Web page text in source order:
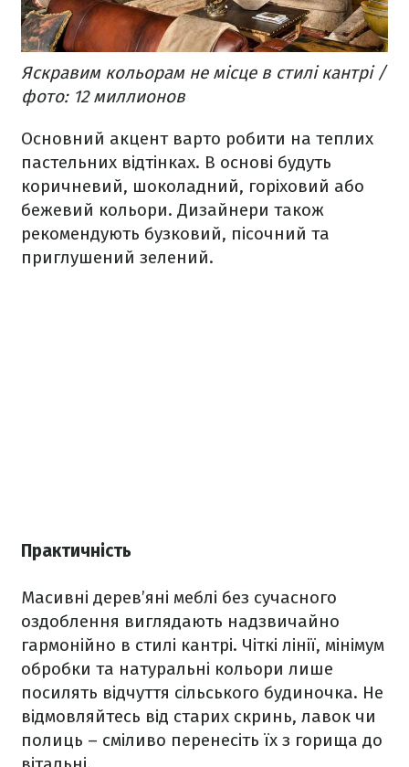
Яскравим кольорам не місце в стилі кантрі /
фото: 12 миллионов
Основний акцент варто робити на теплих
пастельних відтінках. В основі будуть
коричневий, шоколадний, горіховий або
бежевий кольори. Дизайнери також
рекомендують бузковий, пісочний та
приглушений зелений.
Практичність
Масивні дерев’яні меблі без сучасного
оздоблення виглядають надзвичайно
гармонійно в стилі кантрі. Чіткі лінії, мінімум
обробки та натуральні кольори лише
посилять відчуття сільського будиночка. Не
відмовляйтесь від старих скринь, лавок чи
полиць – сміливо перенесіть їх з горища до